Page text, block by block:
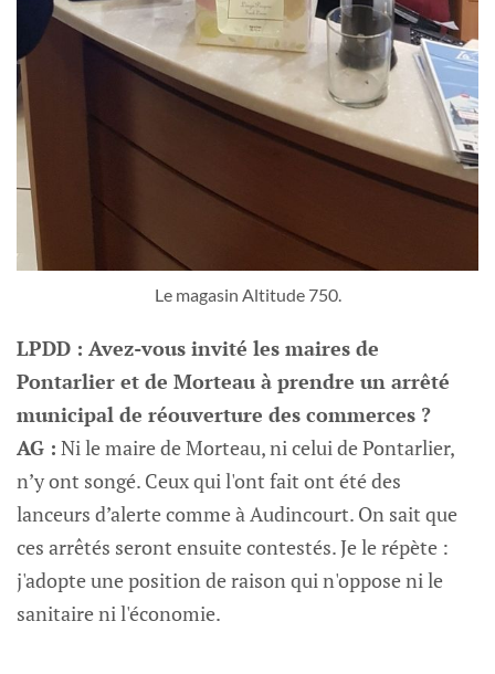
Le magasin Altitude 750.
LPDD : Avez-vous invité les maires de
Pontarlier et de Morteau à prendre un arrêté
municipal de réouverture des commerces ?
AG : Ni le maire de Morteau, ni celui de Pontarlier,
n’y ont songé. Ceux qui l'ont fait ont été des
lanceurs d’alerte comme à Audincourt. On sait que
ces arrêtés seront ensuite contestés. Je le répète :
j'adopte une position de raison qui n'oppose ni le
sanitaire ni l'économie.